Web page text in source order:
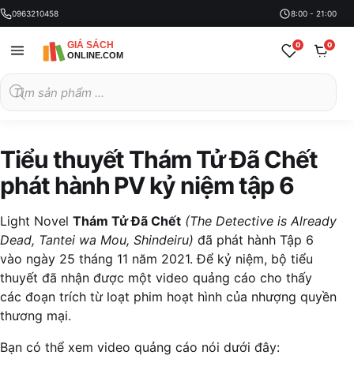
0963210458 8:00 - 21:00
kiếm
sản
0 0
Tiểu thuyết Thám Tử Đã Chết
phát hành PV kỷ niệm tập 6
Light Novel Thám Tử Đã Chết (The Detective is Already
Dead, Tantei wa Mou, Shindeiru) đã phát hành Tập 6
vào ngày 25 tháng 11 năm 2021. Để kỷ niệm, bộ tiểu
thuyết đã nhận được một video quảng cáo cho thấy
các đoạn trích từ loạt phim hoạt hình của nhượng quyền
thương mại.
Bạn có thể xem video quảng cáo nói dưới đây: